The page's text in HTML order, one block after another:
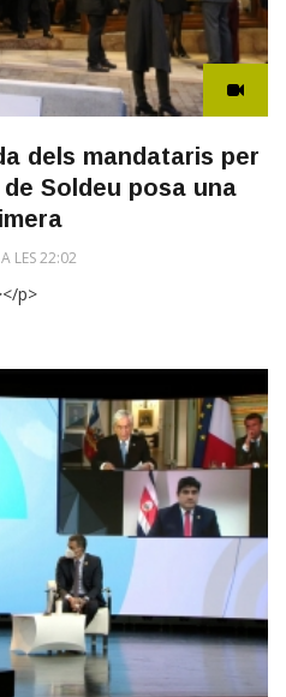
dels mandataris per
Soldeu posa una
LES 22:02
p>